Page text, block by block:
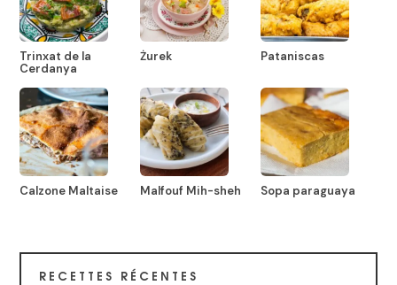
Trinxat de la
Cerdanya
Żurek Pataniscas
Calzone Maltaise Malfouf Mih-sheh Sopa paraguaya
RECETTES RÉCENTES